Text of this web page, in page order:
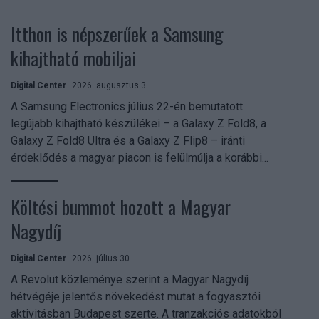
Itthon is népszerűek a Samsung
kihajtható mobiljai
Digital Center 2026. augusztus 3.
A Samsung Electronics július 22-én bemutatott
legújabb kihajtható készülékei – a Galaxy Z Fold8, a
Galaxy Z Fold8 Ultra és a Galaxy Z Flip8 – iránti
érdeklődés a magyar piacon is felülmúlja a korábbi...
Költési bummot hozott a Magyar
Nagydíj
Digital Center 2026. július 30.
A Revolut közleménye szerint a Magyar Nagydíj
hétvégéje jelentős növekedést mutat a fogyasztói
aktivitásban Budapest szerte. A tranzakciós adatokból